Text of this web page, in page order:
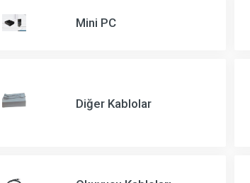
Mini PC
Diğer Kablolar